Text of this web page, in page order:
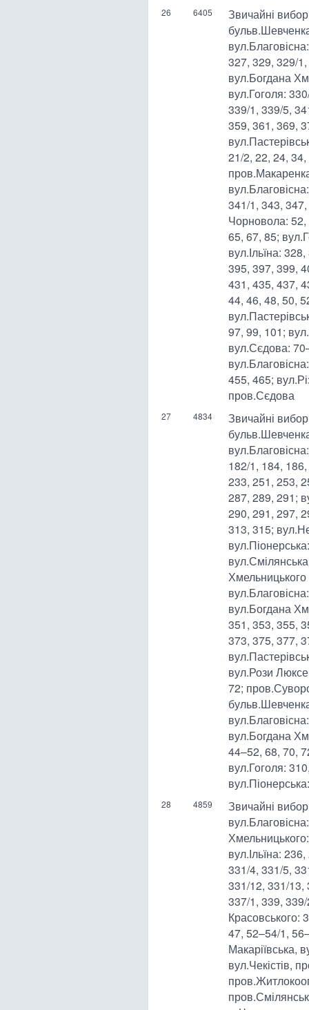
26 6405
Звичайні
327, 329, 329/
вул.Богдана
вул.Гоголя:
339/1, 339/5,
359, 361, 369,
21/2, 22, 24,
341/1, 343,
Чорновола:
65, 67, 85;
вул.Ільїна:
395, 397, 399,
431, 435, 437,
44, 46, 48, 50,
97, 99, 101;
вул.Сєдова:
455, 465;
пров.Сєдова
27 4834
Звичайні
182/1, 184,
233, 251, 253,
287, 289, 291;
290, 291, 297,
313, 315;
вул.Богдана
351, 353, 355,
373, 375, 377,
вул.Рози
72;
вул.Богдана
44–52, 68, 70,
вул.Гоголя:
28 4859
Звичайні
вул.Ільїна:
331/4, 331/5,
331/12, 331/13,
337/1, 339,
Красовського:
47, 52–54/1,
Макаріївська,
вул.Чекістів,